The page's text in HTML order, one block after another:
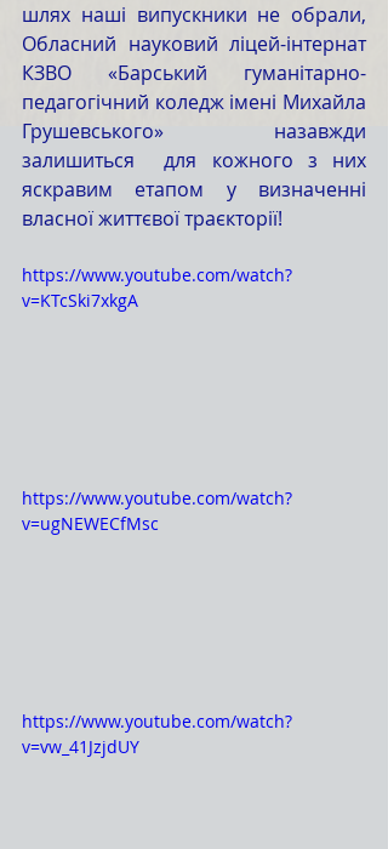
шлях наші випускники не обрали,
Обласний науковий ліцей-інтернат
КЗВО «Барський гуманітарно-
педагогічний коледж імені Михайла
Грушевського» назавжди
залишиться  для кожного з них
яскравим етапом у визначенні
власної життєвої траєкторії!
https://www.youtube.com/watch?
v=KTcSki7xkgA
https://www.youtube.com/watch?
v=ugNEWECfMsc
https://www.youtube.com/watch?
v=vw_41JzjdUY